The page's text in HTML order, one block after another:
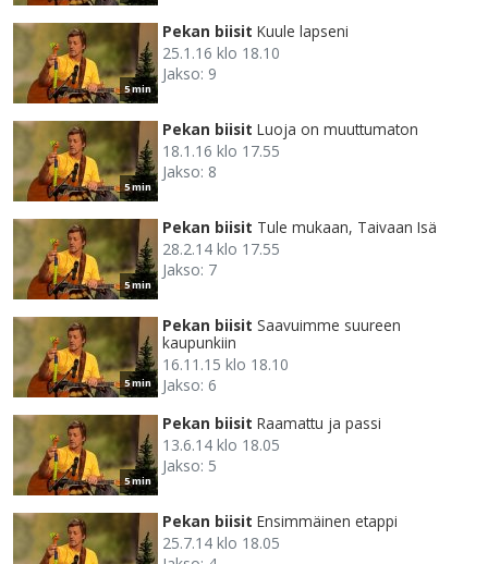
5 min
Pekan biisit Kuule lapseni
25.1.16 klo 18.10
Jakso: 9
5 min
Pekan biisit Luoja on muuttumaton
18.1.16 klo 17.55
Jakso: 8
5 min
Pekan biisit Tule mukaan, Taivaan Isä
28.2.14 klo 17.55
Jakso: 7
5 min
Pekan biisit Saavuimme suureen
kaupunkiin
16.11.15 klo 18.10
Jakso: 6
5 min
Pekan biisit Raamattu ja passi
13.6.14 klo 18.05
Jakso: 5
Pekan biisit Ensimmäinen etappi
25.7.14 klo 18.05